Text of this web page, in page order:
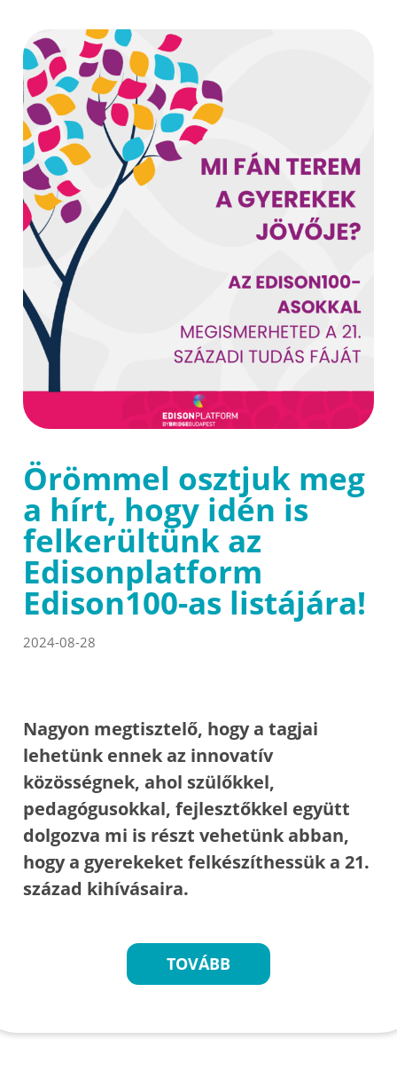
Örömmel osztjuk meg
a hírt, hogy idén is
felkerültünk az
Edisonplatform
Edison100-as listájára!
2024-08-28
Nagyon megtisztelő, hogy a tagjai
lehetünk ennek az innovatív
közösségnek, ahol szülőkkel,
pedagógusokkal, fejlesztőkkel együtt
dolgozva mi is részt vehetünk abban,
hogy a gyerekeket felkészíthessük a 21.
század kihívásaira.
TOVÁBB